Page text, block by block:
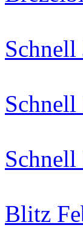
Schnell
Schnell
Schnell
Blitz